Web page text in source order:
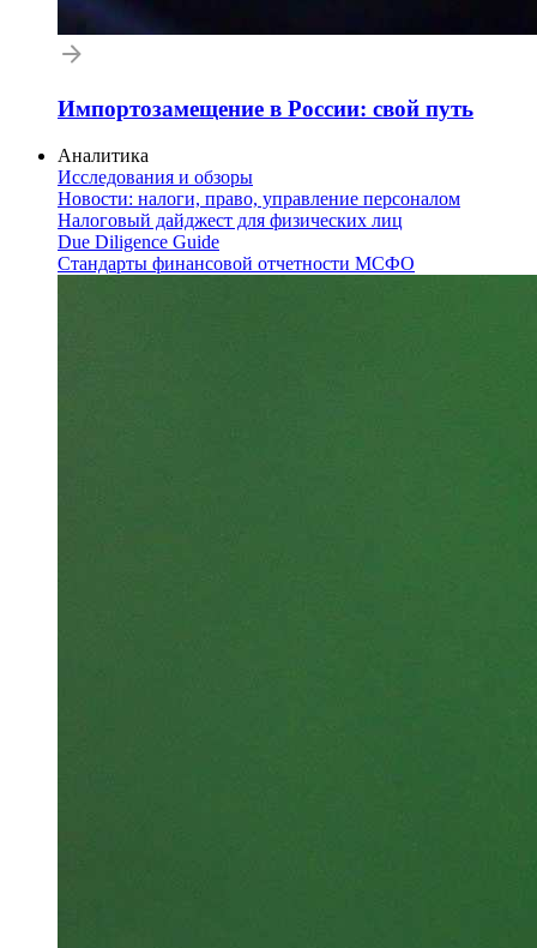
Импортозамещение в России: свой путь
Аналитика
Исследования и обзоры
Новости: налоги, право, управление персоналом
Налоговый дайджест для физических лиц
Due Diligence Guide
Стандарты финансовой отчетности МСФО